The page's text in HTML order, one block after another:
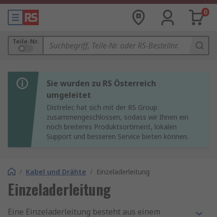
0
Teile-Nr.
Sie wurden zu RS Österreich
umgeleitet
Distrelec hat sich mit der RS Group
zusammengeschlossen, sodass wir Ihnen ein
noch breiteres Produktsortiment, lokalen
Support und besseren Service bieten können.
/ Kabel und Drähte / Einzeladerleitung
Einzeladerleitung
Eine Einzeladerleitung besteht aus einem